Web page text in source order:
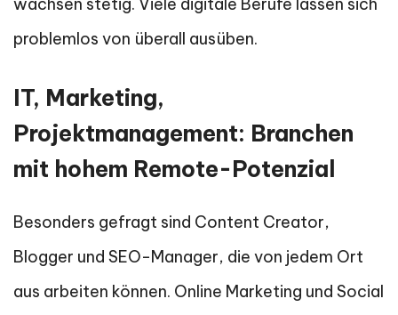
wachsen stetig. Viele digitale Berufe lassen sich
problemlos von überall ausüben.
IT, Marketing,
Projektmanagement: Branchen
mit hohem Remote-Potenzial
Besonders gefragt sind Content Creator,
Blogger und SEO-Manager, die von jedem Ort
aus arbeiten können. Online Marketing und Social